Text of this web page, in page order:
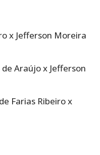
x Jefferson Moreira
Araújo x Jefferson
Farias Ribeiro x